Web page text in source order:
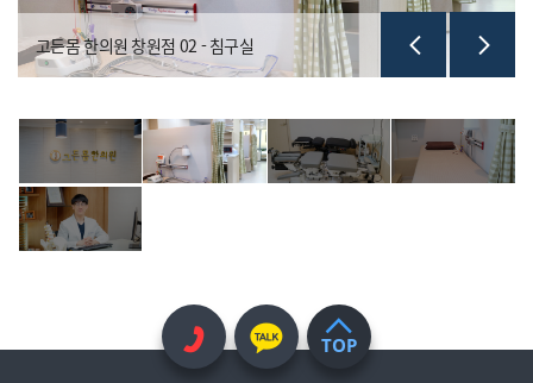
고든몸 한의원 창원점 02 - 침구실
TOP